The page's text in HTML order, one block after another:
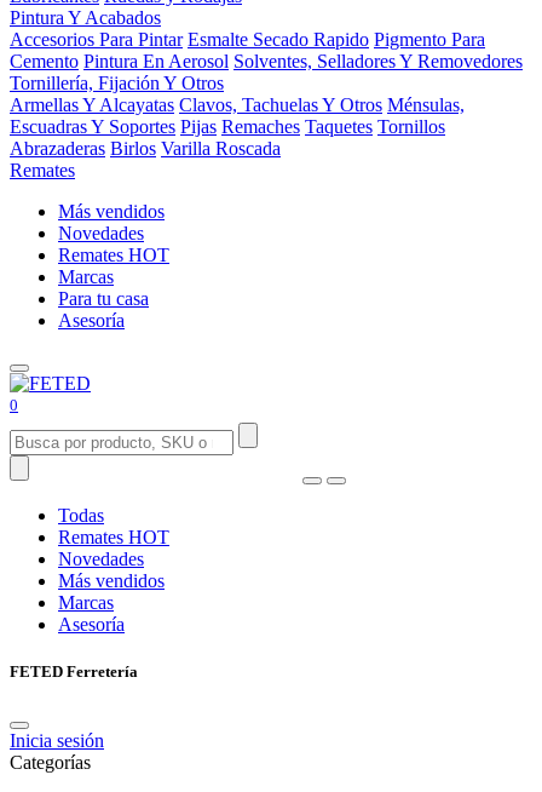
Pintura Y Acabados
Accesorios Para Pintar Esmalte Secado Rapido Pigmento Para
Cemento Pintura En Aerosol Solventes, Selladores Y Removedores
Tornillería, Fijación Y Otros
Armellas Y Alcayatas Clavos, Tachuelas Y Otros Ménsulas,
Escuadras Y Soportes Pijas Remaches Taquetes Tornillos
Abrazaderas Birlos Varilla Roscada
Remates
Más vendidos
Novedades
Remates HOT
Marcas
Para tu casa
Asesoría
0
Todas
Remates HOT
Novedades
Más vendidos
Marcas
Asesoría
FETED Ferretería
Inicia sesión
Categorías